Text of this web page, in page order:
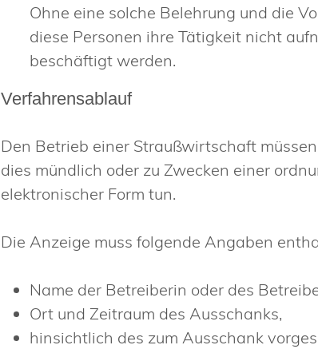
Ohne eine solche Belehrung und die
diese Personen ihre Tätigkeit nicht
beschäftigt werden.
Verfahrensablauf
Den Betrieb einer Straußwirtschaft
dies mündlich oder zu Zwecken einer
elektronischer Form tun.
Die Anzeige muss folgende Angaben
Name der Betreiberin oder des
Ort und Zeitraum des Ausschanks,
hinsichtlich des zum Ausschank